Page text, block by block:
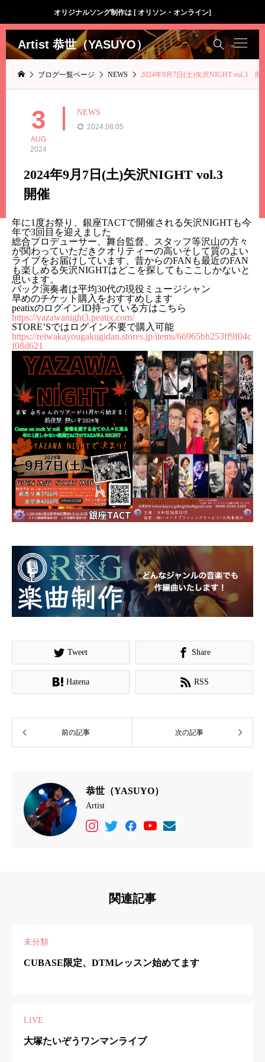
オリジナルソング制作は [ オリソン・オンライン]
Artist 恭世（YASUYO） 
ブログ一覧ページ NEWS 2024年9月7日(土)矢沢NIGHT vol.3 開
3
AUG
2024
NEWS
2024.08.05
2024年9月7日(土)矢沢NIGHT vol.3
開催
年に1度お祭り、銀座TACTで開催される矢沢NIGHTも今
年で3回目を迎えました
総合プロデューサー、舞台監督、スタッフ等沢山の方々
が関わっていただきクオリティーの高いそして質のよい
ライブをお届けしています、昔からのFANも最近のFAN
も楽しめる矢沢NIGHTはどこを探してもここしかないと
思います。
バック演奏者は平均30代の現役ミュージシャン
早めのチケット購入をおすすめします
peatixのログインID持っている方はこちら
https://yazawanight3.peatix.com/
STORE’Sではログイン不要で購入可能
https://reiwakayougakugidan.stores.jp/items/66965bb253ff9f04c
f08d621
 Tweet  Share
 Hatena  RSS
前の記事 次の記事
恭世（YASUYO）
Artist
関連記事
未分類
CUBASE限定、DTMレッスン始めてます
LIVE
大塚たいぞうワンマンライブ